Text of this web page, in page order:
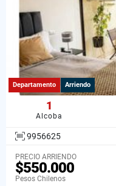
Departamento Arriendo
1
Alcoba
9956625
PRECIO ARRIENDO
$550.000
Pesos Chilenos